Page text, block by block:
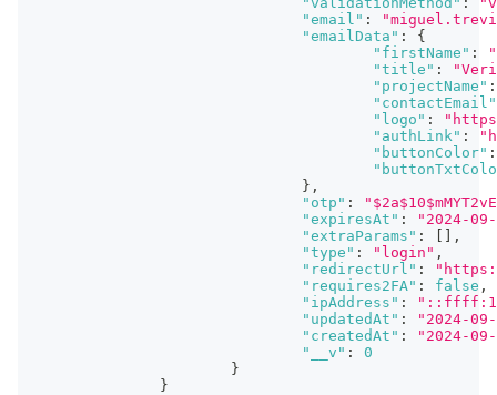
"email" :
"emailData" :
{
"firstName" :
"title" :
"projectName" :
"contactEmail"
"logo" :
"authLink" :
"buttonColor" :
} ,
"otp" :
"expiresAt" :
"2024-
"extraParams" :
,
"type" : "login" ,
"redirectUrl" :
"requires2FA" : false ,
"ipAddress" :
"updatedAt" :
"2024-
"createdAt" :
"2024-
"__v" :
0
}
}